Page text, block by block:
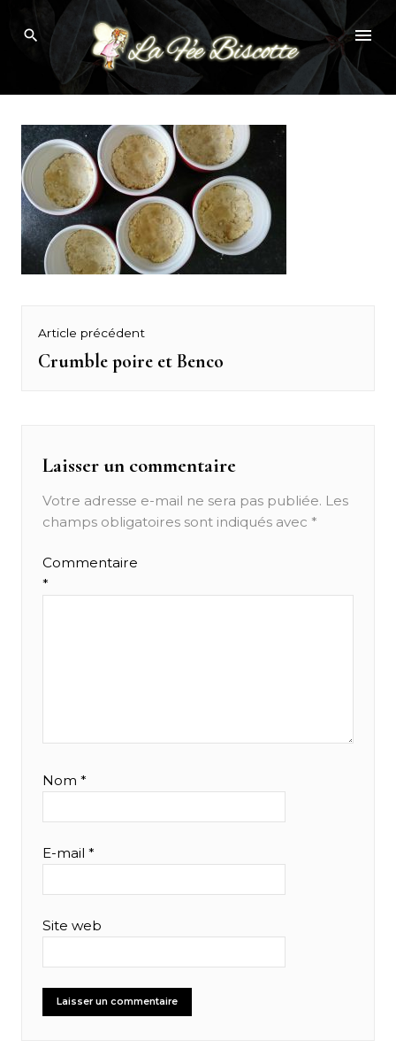
content
crumble poire benco
Navigation
de
Article précédent
Previous
Crumble poire et Benco
Laisser un commentaire
Votre adresse e-mail ne sera pas publiée. Les
champs obligatoires sont indiqués avec *
Commentaire
*
Nom *
E-mail *
Site web